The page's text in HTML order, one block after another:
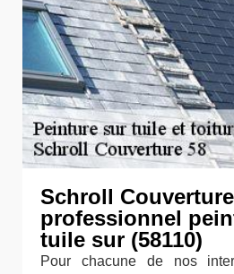
Schroll
professionnel
tuile sur (58110)
Pour chacune de nos